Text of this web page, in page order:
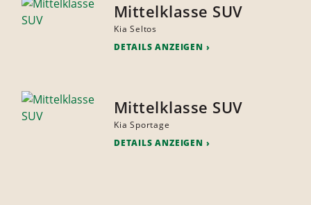
Mittelklasse SUV
Kia Seltos
DETAILS ANZEIGEN
Mittelklasse SUV
Kia Sportage
DETAILS ANZEIGEN